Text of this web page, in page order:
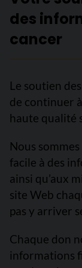
des
cancer
Le soutien
de continuer
haute qualité
Nous
facile à des
ainsi qu’aux
site Web
pas y arriver
Chaque don
informations